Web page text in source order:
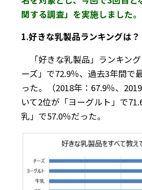
関する調査」を実施しました。
1.好きな乳製品ランキングは？
「好きな乳製品」ランキン
ーズ」で72.9％、過去3年間で
った。（2018年：67.9％、
いて2位が「ヨーグルト」で
乳」で57.0％だった。